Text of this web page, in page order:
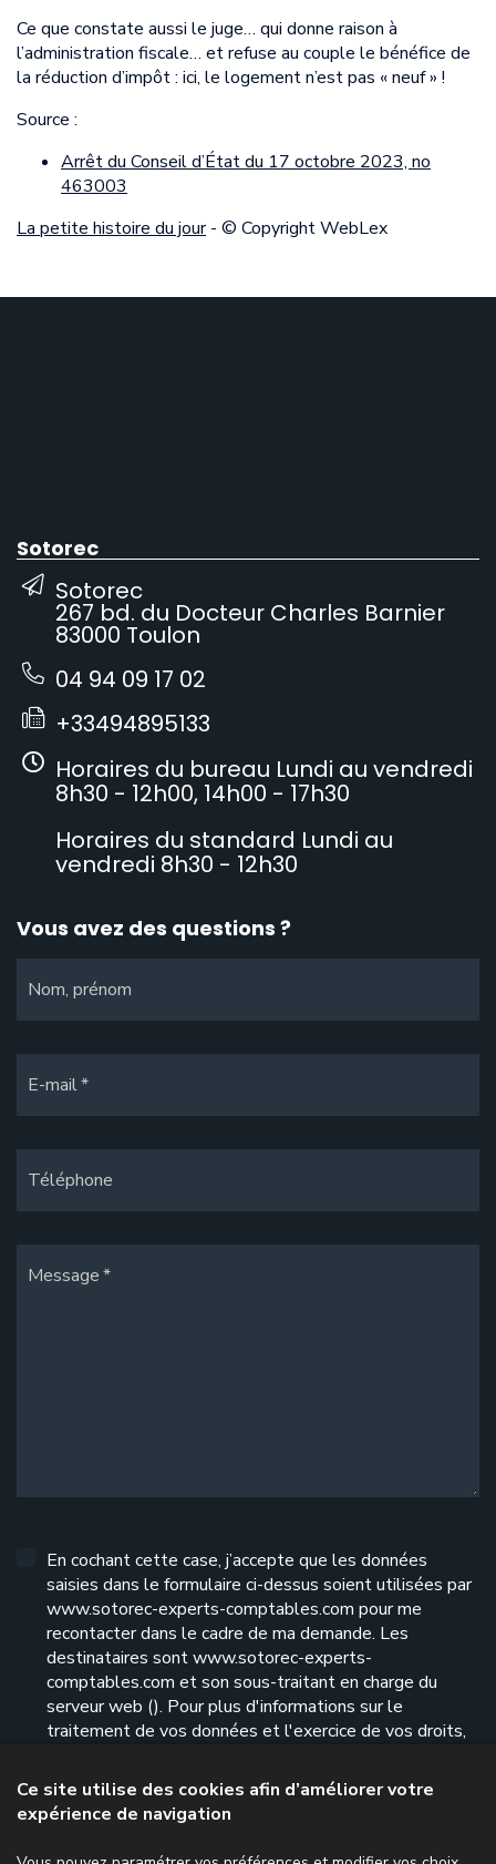
Ce que constate aussi le juge… qui donne raison à
l’administration fiscale… et refuse au couple le bénéfice de
la réduction d’impôt : ici, le logement n’est pas « neuf » !
Source :
Arrêt du Conseil d’État du 17 octobre 2023, no
463003
La petite histoire du jour- © Copyright WebLex
Sotorec
Sotorec
267 bd. du Docteur Charles Barnier
83000 Toulon
04 94 09 17 02
+33494895133
Horaires du bureau Lundi au vendredi
8h30 - 12h00, 14h00 - 17h30
Horaires du standard Lundi au
vendredi 8h30 - 12h30
Vous avez des questions ?
Nom, prénom
E-mail
Téléphone
Message
En cochant cette case, j’accepte que les données
saisies dans le formulaire ci-dessus soient utilisées par
www.sotorec-experts-comptables.com pour me
recontacter dans le cadre de ma demande. Les
destinataires sont www.sotorec-experts-
comptables.com et son sous-traitant en charge du
serveur web (). Pour plus d'informations sur le
traitement de vos données et l'exercice de vos droits,
Envoyer le formulaire
Ce site utilise des cookies afin d’améliorer votre
expérience de navigation